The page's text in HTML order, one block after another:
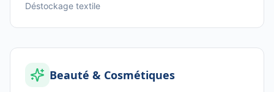
Déstockage textile
Beauté & Cosmétiques